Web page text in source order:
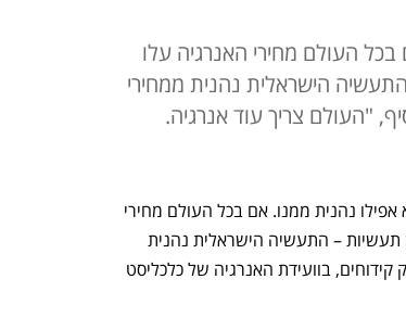
בכל העולם מחירי האנרגיה עלו
הישראלית נהנית ממחירי
"העולם צריך עוד אנרגיה.